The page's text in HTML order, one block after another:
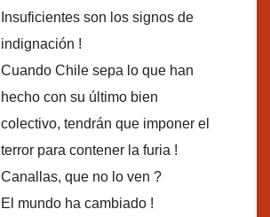
Insuficientes son los signos de
indignación !
Cuando Chile sepa lo que han
hecho con su último bien
colectivo, tendrán que imponer el
terror para contener la furia !
Canallas, que no lo ven ?
El mundo ha cambiado !